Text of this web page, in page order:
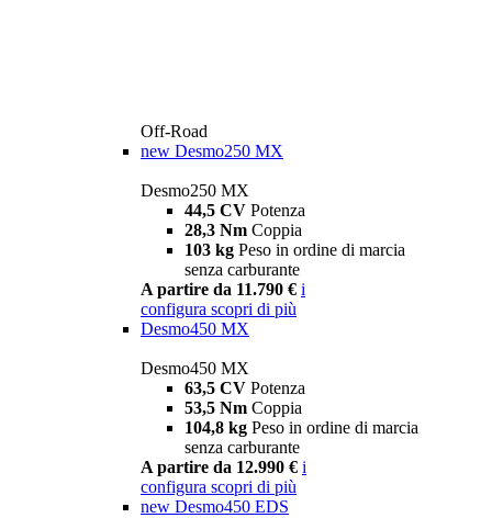
Off-Road
new Desmo250 MX
Desmo250 MX
44,5 CV Potenza
28,3 Nm Coppia
103 kg Peso in ordine di marcia
senza carburante
A partire da 11.790 € i
configura scopri di più
Desmo450 MX
Desmo450 MX
63,5 CV Potenza
53,5 Nm Coppia
104,8 kg Peso in ordine di marcia
senza carburante
A partire da 12.990 € i
configura scopri di più
new Desmo450 EDS